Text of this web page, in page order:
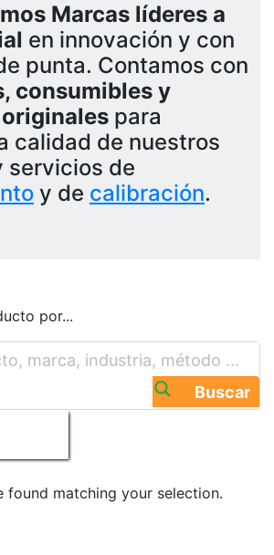
Marcas líderes a
en innovación y con
punta. Contamos con
consumibles y
para
calidad de nuestros
servicios de
y de calibración.
por...
Buscar
found matching your selection.